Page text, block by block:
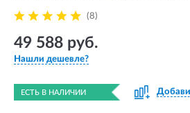
(8)
49 588 руб.
Нашли дешевле?
ЕСТЬ В НАЛИЧИИ